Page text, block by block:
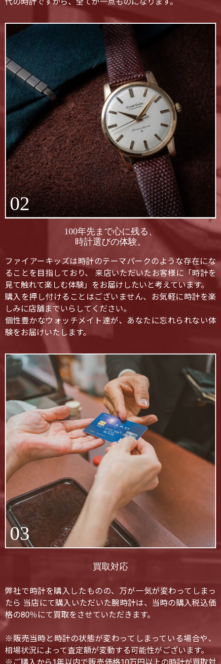
代の時計ですから、全てが一点ものになります。
02
100年先まで心に残る、
時計選びの体験。
ファイアーキッズは時計のテーマパークのような存在にな
ることを目指しており、 来店いただいたお客様に「時計を
見て触れて楽しむ体験」をお届けしたいと考えています。
購入を押し付けることはございません、お気軽に時計を楽
しみに店舗までいらしてください。
個性豊かなウォッチメイト達が、あなたに忘れられない体
験をお届けいたします。
03
買取対応
弊社で時計を購入したものの、万が一気が変わってしまっ
たら 当店にて購入いただいた腕時計は、当時の購入税込価
格の80％にて買取をさせていただきます。
※販売当時と時計の状態が変わってしまっている場合や、
相場状況によって査定額が変動する可能性がございます。